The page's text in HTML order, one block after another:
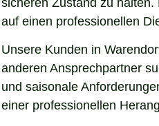
sicheren Zustand zu
auf einen professionellen
Unsere Kunden in
anderen Ansprechpartner
und saisonale
einer professionellen